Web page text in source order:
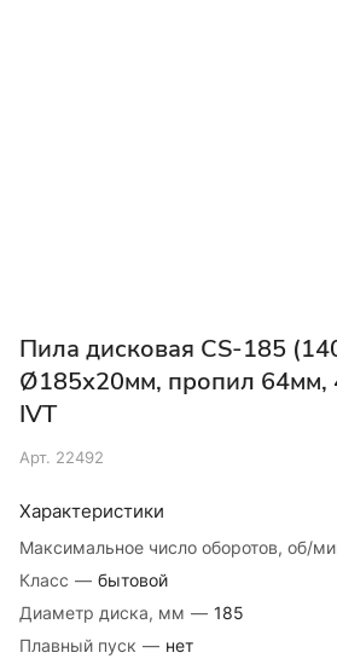
Пила дисковая CS-185
Ø185х20мм, пропил 64мм,
IVT
Арт. 22492
Характеристики
Максимальное число оборотов, об/
Класс — бытовой
Диаметр диска, мм — 185
Плавный пуск — нет